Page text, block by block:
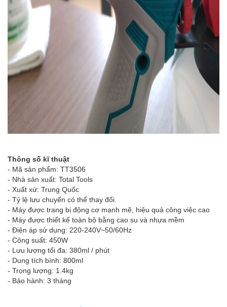
Thông số kĩ thuật
- Mã sản phẩm: TT3506
- Nhà sản xuất: Total Tools
- Xuất xứ: Trung Quốc
- Tỷ lệ lưu chuyển có thể thay đổi.
- Máy được trang bị động cơ mạnh mẽ, hiệu quả công việc cao
- Máy được thiết kế toàn bộ bằng cao su và nhựa mềm
- Điện áp sử dụng: 220-240V~50/60Hz
- Công suất: 450W
- Lưu lượng tối đa: 380ml / phút
- Dung tích bình: 800ml
- Trọng lượng: 1.4kg
- Bảo hành: 3 tháng